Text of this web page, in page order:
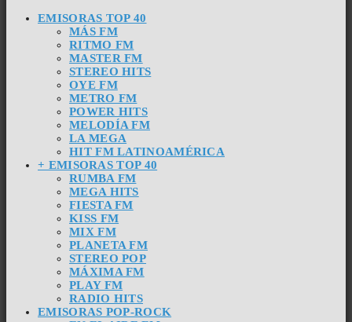
EMISORAS TOP 40
MÁS FM
RITMO FM
MASTER FM
STEREO HITS
OYE FM
METRO FM
POWER HITS
MELODÍA FM
LA MEGA
HIT FM LATINOAMÉRICA
+ EMISORAS TOP 40
RUMBA FM
MEGA HITS
FIESTA FM
KISS FM
MIX FM
PLANETA FM
STEREO POP
MÁXIMA FM
PLAY FM
RADIO HITS
EMISORAS POP-ROCK